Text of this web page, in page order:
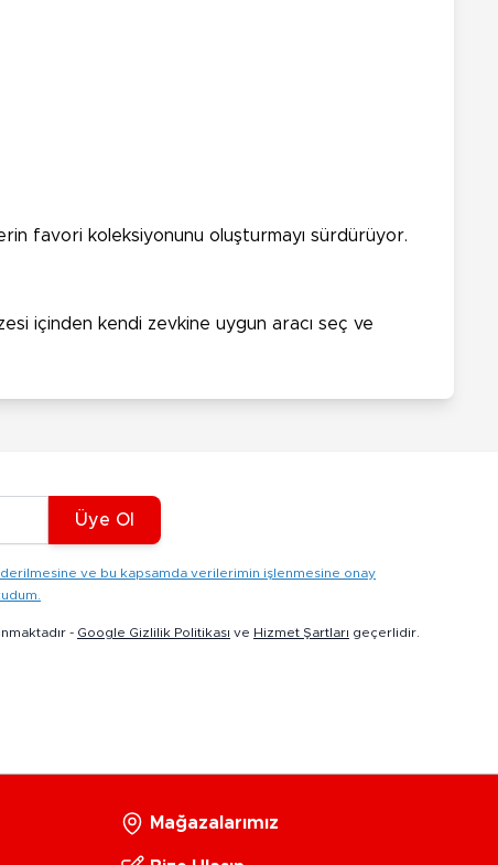
favori koleksiyonunu oluşturmayı sürdürüyor.
içinden kendi zevkine uygun aracı seç ve
Üye Ol
ve bu kapsamda verilerimin işlenmesine onay
- Google Gizlilik Politikası ve Hizmet Şartları geçerlidir.
Mağazalarımız